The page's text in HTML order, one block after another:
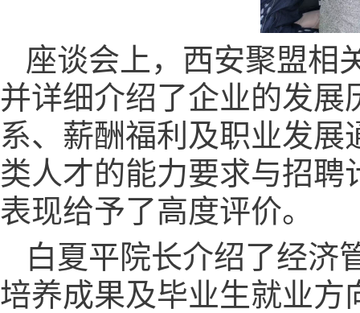
座谈会上，西安聚盟相
并详细介绍了企业的发
系、薪酬福利及职业发
类人才的能力要求与招
表现给予了高度评价。
白夏平院长介绍了经济
培养成果及毕业生就业方